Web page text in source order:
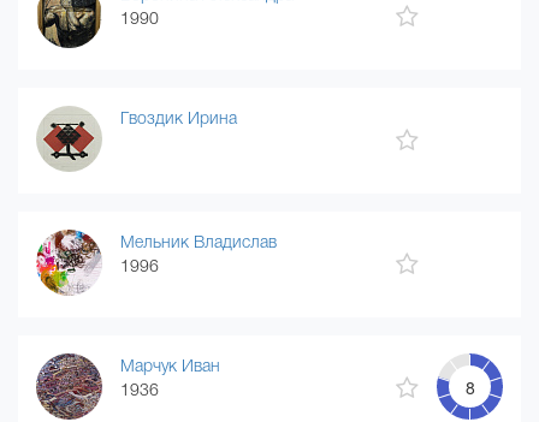
1990
Гвоздик Ирина
Мельник Владислав
1996
Марчук Иван
1936
8